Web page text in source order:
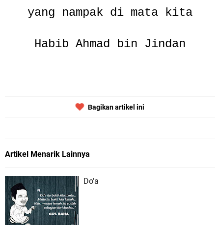
yang nampak di mata kita
Habib Ahmad bin Jindan
Bagikan artikel ini
Artikel Menarik Lainnya
Do'a